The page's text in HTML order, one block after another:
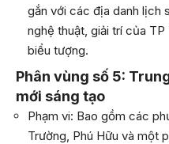
gắn với các địa danh lịch
nghệ thuật, giải trí của
biểu tượng.
Phân vùng số 5:
mới sáng tạo
Phạm vi: Bao gồm các
Trường, Phú Hữu và một